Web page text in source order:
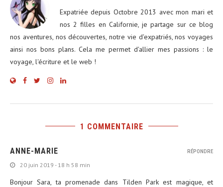
Expatriée depuis Octobre 2013 avec mon mari et
nos 2 filles en Californie, je partage sur ce blog
nos aventures, nos découvertes, notre vie d'expatriés, nos voyages
ainsi nos bons plans. Cela me permet d'allier mes passions : le
voyage, l'écriture et le web !
1 COMMENTAIRE
ANNE-MARIE
20 juin 2019 - 18 h 58 min
Bonjour Sara, ta promenade dans Tilden Park est magique, et
RÉPONDRE